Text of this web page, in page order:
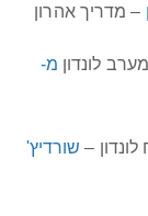
– מדריך אהרון
מ-
שורדיץ'